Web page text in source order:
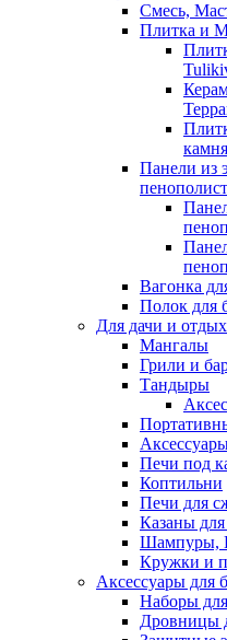
Смесь,
Плитка и
камня
Панели из
Вагонка
Полок для
Для дачи и
Мангалы
Грили и
Тандыры
Печи под
Коптильни
Печи для
Казаны для
Шампуры,
Кружки и
Аксессуары для
Наборы
Дровницы